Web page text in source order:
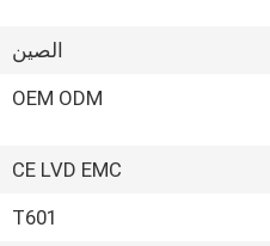
الصين
OEM ODM
CE LVD EMC
T601